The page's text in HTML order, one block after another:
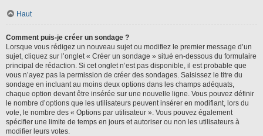
Haut
Comment puis-je créer un sondage ?
Lorsque vous rédigez un nouveau sujet ou modifiez le premier message d’un
sujet, cliquez sur l’onglet « Créer un sondage » situé en-dessous du formulaire
principal de rédaction. Si cet onglet n’est pas disponible, il est probable que
vous n’ayez pas la permission de créer des sondages. Saisissez le titre du
sondage en incluant au moins deux options dans les champs adéquats,
chaque option devant être insérée sur une nouvelle ligne. Vous pouvez définir
le nombre d’options que les utilisateurs peuvent insérer en modifiant, lors du
vote, le nombre des « Options par utilisateur ». Vous pouvez également
spécifier une limite de temps en jours et autoriser ou non les utilisateurs à
modifier leurs votes.